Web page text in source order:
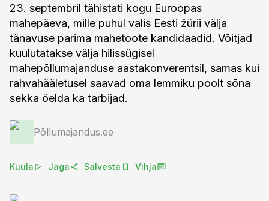
23. septembril tähistati kogu Euroopas
mahepäeva, mille puhul valis Eesti žürii välja
tänavuse parima mahetoote kandidaadid. Võitjad
kuulutatakse välja hilissügisel
mahepõllumajanduse aastakonverentsil, samas kui
rahvahääletusel saavad oma lemmiku poolt sõna
sekka öelda ka tarbijad.
Põllumajandus.ee
Kuula Jaga Salvesta Vihja